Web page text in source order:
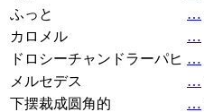
ふっと
…
カロメル
…
ドロシーチャンドラーパヒ …
メルセデス
…
下摆裁成圆角的
…